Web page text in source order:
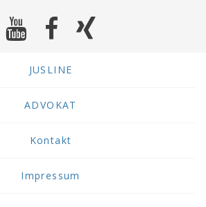
JUSLINE
ADVOKAT
Kontakt
Impressum